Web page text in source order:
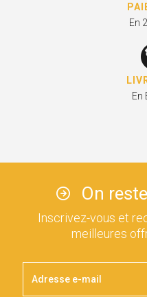
En
En
On
Inscrivez-vous et
meilleures